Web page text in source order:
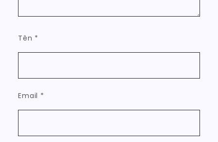
Tên *
Email *